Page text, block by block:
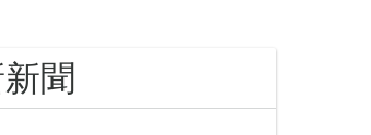
聞